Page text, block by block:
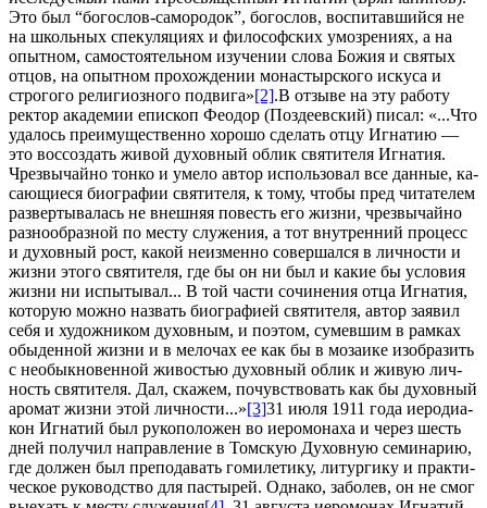
Это был “бо­го­слов-са­мо­ро­док”, бо­го­слов, вос­пи­тав­ший­ся не
на школь­ных спе­ку­ля­ци­ях и фило­соф­ских умо­зре­ни­ях, а на
опыт­ном, са­мо­сто­я­тель­ном изу­че­нии сло­ва Бо­жия и свя­тых
от­цов, на опыт­ном про­хож­де­нии мо­на­стыр­ско­го ис­ку­са и
стро­го­го ре­ли­ги­оз­но­го по­дви­га»[2].В от­зы­ве на эту ра­бо­ту
рек­тор ака­де­мии епи­скоп Фе­о­дор (Поз­де­ев­ский) пи­сал: «...Что
уда­лось пре­иму­ще­ствен­но хо­ро­шо сде­лать от­цу Иг­на­тию —
это вос­со­здать жи­вой ду­хов­ный об­лик свя­ти­те­ля Иг­на­тия.
Чрез­вы­чай­но тон­ко и уме­ло ав­тор ис­поль­зо­вал все дан­ные, ка­
са­ю­щи­е­ся био­гра­фии свя­ти­те­ля, к то­му, чтобы пред чи­та­те­лем
раз­вер­ты­ва­лась не внеш­няя по­весть его жиз­ни, чрез­вы­чай­но
раз­но­об­раз­ной по ме­сту слу­же­ния, а тот внут­рен­ний про­цесс
и ду­хов­ный рост, ка­кой неиз­мен­но со­вер­шал­ся в лич­но­сти и
жиз­ни это­го свя­ти­те­ля, где бы он ни был и ка­кие бы усло­вия
жиз­ни ни ис­пы­ты­вал... В той ча­сти со­чи­не­ния от­ца Иг­на­тия,
ко­то­рую мож­но на­звать био­гра­фи­ей свя­ти­те­ля, ав­тор за­явил
се­бя и ху­дож­ни­ком ду­хов­ным, и по­этом, су­мев­шим в рам­ках
обы­ден­ной жиз­ни и в ме­ло­чах ее как бы в мо­за­и­ке изо­бра­зить
с необык­но­вен­ной жи­во­стью ду­хов­ный об­лик и жи­вую лич­
ность свя­ти­те­ля. Дал, ска­жем, по­чув­ство­вать как бы ду­хов­ный
аро­мат жиз­ни этой лич­но­сти...»[3]31 июля 1911 го­да иеро­ди­а­
кон Иг­на­тий был ру­ко­по­ло­жен во иеро­мо­на­ха и через шесть
дней по­лу­чил на­прав­ле­ние в Том­скую Ду­хов­ную се­ми­на­рию,
где дол­жен был пре­по­да­вать го­миле­ти­ку, ли­тур­ги­ку и прак­ти­
че­ское ру­ко­вод­ство для пас­ты­рей. Од­на­ко, за­болев, он не смог